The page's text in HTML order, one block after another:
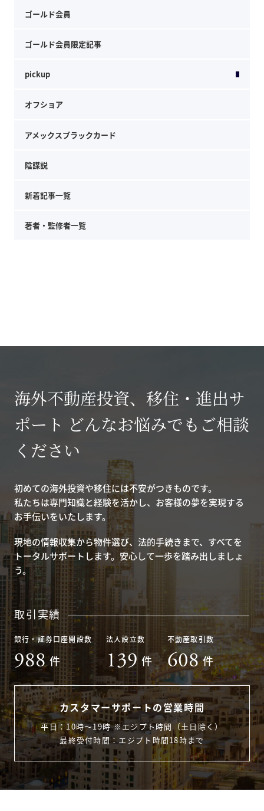
ゴールド会員
ゴールド会員限定記事
pickup
オフショア
アメックスブラックカード
陰謀説
新着記事一覧
著者・監修者一覧
海外不動産投資、移住・進出サ
ポート どんなお悩みでもご相談
ください
初めての海外投資や移住には不安がつきものです。
私たちは専門知識と経験を活かし、お客様の夢を実現する
お手伝いをいたします。
現地の情報収集から物件選び、法的手続きまで、すべてを
トータルサポートします。安心して一歩を踏み出しましょ
う。
取引実績
銀行・証券口座開設数
988 件
法人設立数
139 件
不動産取引数
608 件
カスタマーサポートの営業時間
平日：10時〜19時 ※エジプト時間（土日除く）
最終受付時間：エジプト時間18時まで